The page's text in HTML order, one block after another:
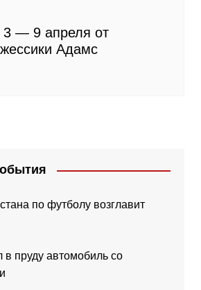
3 — 9 апреля от
Адамс
по футболу возглавит
пруду автомобиль со